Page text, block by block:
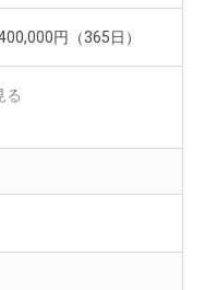
円（365日）
クスチェンジ）